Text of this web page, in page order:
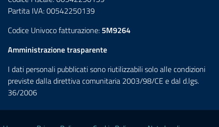
Partita IVA: 00542250139
Codice Univoco fatturazione: 5M9264
Amministrazione trasparente
I dati personali pubblicati sono riutilizzabili solo alle condizioni
previste dalla direttiva comunitaria 2003/98/CE e dal d.lgs.
36/2006